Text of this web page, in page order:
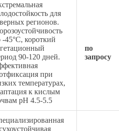
для
регионов.
-45°C, короткий
90-120 дней.
при
температурах,
к кислым
pH 4.5-5.5
по
запросу